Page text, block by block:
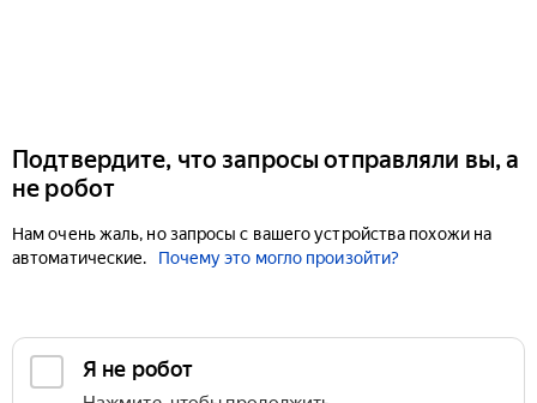
Подтвердите, что запросы отправляли вы, а
не робот
Нам очень жаль, но запросы с вашего устройства похожи на
автоматические.
Почему это могло произойти?